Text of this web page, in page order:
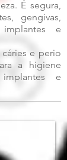
É segura,
gengivas,
implantes e
e perio
a higiene
e